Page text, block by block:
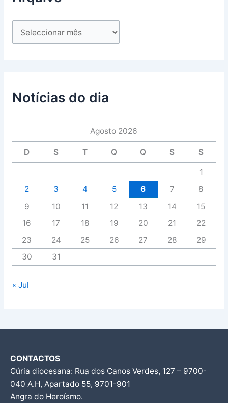
Notícias do dia
Agosto 2026
D S T Q Q S S
1
2
3 4 5 6 7
8
9
10 11 12 13 14
15
16
17 18 19 20 21
22
23
24 25 26 27 28
29
30
31
« Jul
CONTACTOS
Cúria diocesana: Rua dos Canos Verdes, 127 – 9700-
040 A.H, Apartado 55, 9701-901
Angra do Heroísmo.